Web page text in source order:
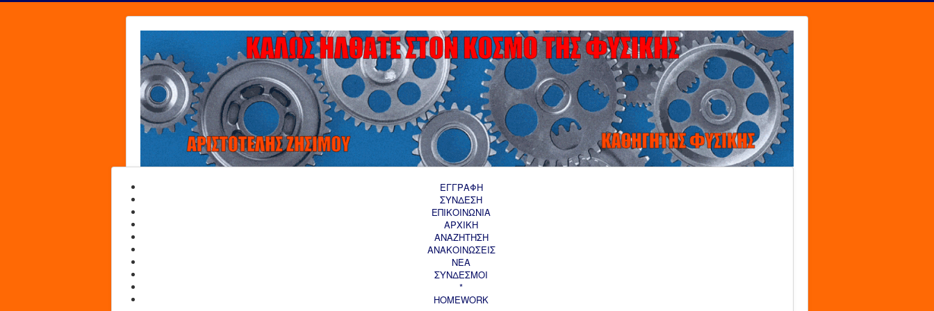
ΕΓΓΡΑΦΗ
ΣΥΝΔΕΣΗ
ΕΠΙΚΟΙΝΩΝΙΑ
ΑΡΧΙΚΗ
AΝΑΖΗΤΗΣΗ
ΑΝΑΚΟΙΝΩΣΕΙΣ
ΝΕΑ
ΣΥΝΔΕΣΜΟΙ
*
HOMEWORK